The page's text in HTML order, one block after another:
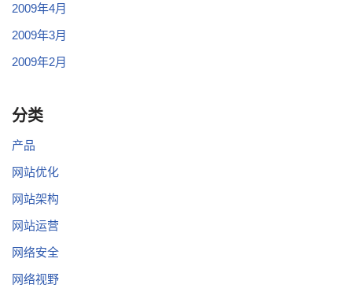
2009年4月
2009年3月
2009年2月
分类
产品
网站优化
网站架构
网站运营
网络安全
网络视野